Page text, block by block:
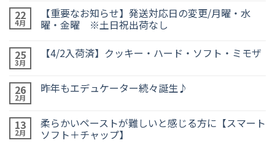
22
4月
【重要なお知らせ】発送対応日の変更/月曜・水
曜・金曜 ※土日祝出荷なし
25
3月
【4/2入荷済】クッキー・ハード・ソフト・ミモザ
26
2月
昨年もエデュケーター続々誕生♪
13
2月
柔らかいペーストが難しいと感じる方に【スマート
ソフト＋チャップ】